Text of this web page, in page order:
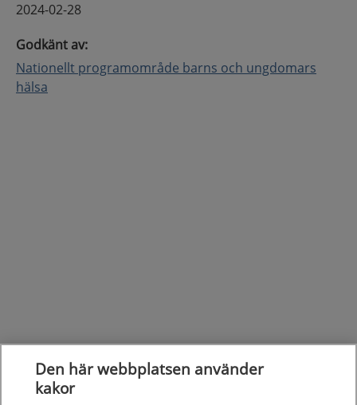
2024-02-28
Godkänt av:
Nationellt programområde barns och ungdomars
hälsa
Den här webbplatsen använder
kakor